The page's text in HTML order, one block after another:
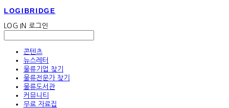
LOGIBRIDGE
LOG IN 로그인
콘텐츠
뉴스레터
물류기업 찾기
물류전문가 찾기
물류도서관
커뮤니티
무료 자료집